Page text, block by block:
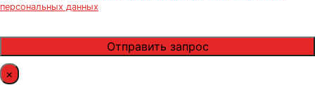
персональных данных
×